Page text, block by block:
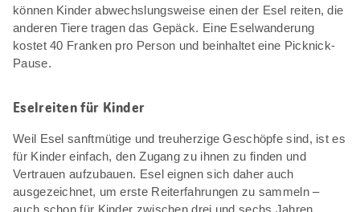
können Kinder abwechslungsweise einen der Esel reiten, die
anderen Tiere tragen das Gepäck. Eine Eselwanderung
kostet 40 Franken pro Person und beinhaltet eine Picknick-
Pause.
Eselreiten für Kinder
Weil Esel sanftmütige und treuherzige Geschöpfe sind, ist es
für Kinder einfach, den Zugang zu ihnen zu finden und
Vertrauen aufzubauen. Esel eignen sich daher auch
ausgezeichnet, um erste Reiterfahrungen zu sammeln –
auch schon für Kinder zwischen drei und sechs Jahren.